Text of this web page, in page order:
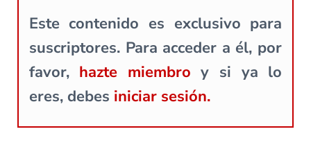
Este contenido es exclusivo para
suscriptores. Para acceder a él, por
favor, hazte miembro y si ya lo
eres, debes iniciar sesión.